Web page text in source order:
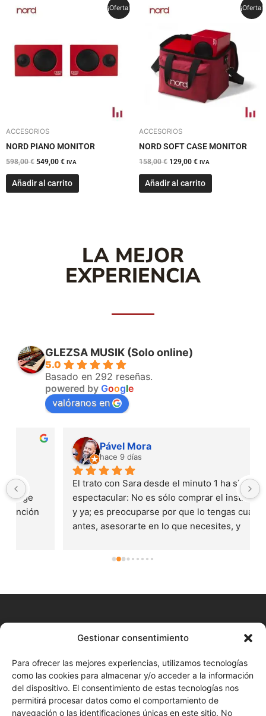
Gestionar consentimiento
Para ofrecer las mejores experiencias, utilizamos tecnologías
como las cookies para almacenar y/o acceder a la información
del dispositivo. El consentimiento de estas tecnologías nos
permitirá procesar datos como el comportamiento de
navegación o las identificaciones únicas en este sitio. No
¡Oferta!
ACCESORIOS
NORD PIANO MONITOR
598,00€
precio
549,00 € IVA
Añadir al carrito
¡Oferta!
ACCESORIOS
NORD SOFT CASE MONITOR
158,00€
precio
158,00 €.
129,00 €
es:
129,00 €.
IVA
Añadir al carrito
LA MEJOR
EXPERIENCIA
GLEZSA MUSIK (Solo online)
5.0
Basado en 292 reseñas.
powered by Google
valóranos en
Pável Mora
hace 9 días
El trato con Sara desde el minuto 1 ha sido
espectacular: No es sólo comprar el instrumento
y ya; es preocuparse por que lo tengas cuanto
antes, asesorarte en lo que necesites, y
no pagas... Comprar en Glezsa musik te da un
Stage 4 un jueves a las 6pm y lo tenía a las 10am
+34 680 577 777
Huelva Online (Cita previa)
Enviar correo